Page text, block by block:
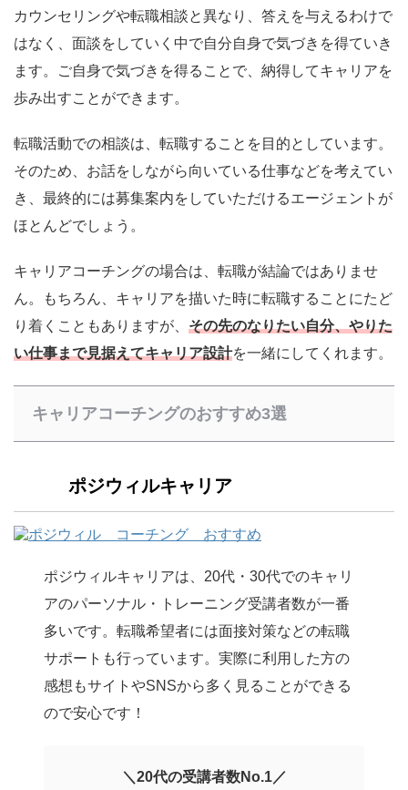
カウンセリングや転職相談と異なり、答えを与えるわけで
はなく、面談をしていく中で自分自身で気づきを得ていき
ます。ご自身で気づきを得ることで、納得してキャリアを
歩み出すことができます。
転職活動での相談は、転職することを目的としています。
そのため、お話をしながら向いている仕事などを考えてい
き、最終的には募集案内をしていただけるエージェントが
ほとんどでしょう。
キャリアコーチングの場合は、転職が結論ではありませ
ん。もちろん、キャリアを描いた時に転職することにたど
り着くこともありますが、 その先のなりたい自分、やりた
い仕事まで見据えてキャリア設計を一緒にしてくれます。
キャリアコーチングのおすすめ3選
ポジウィルキャリア
ポジウィルキャリアは、20代・30代でのキャリ
アのパーソナル・トレーニング受講者数が一番
多いです。転職希望者には面接対策などの転職
サポートも行っています。実際に利用した方の
感想もサイトやSNSから多く見ることができる
ので安心です！
＼20代の受講者数No.1／